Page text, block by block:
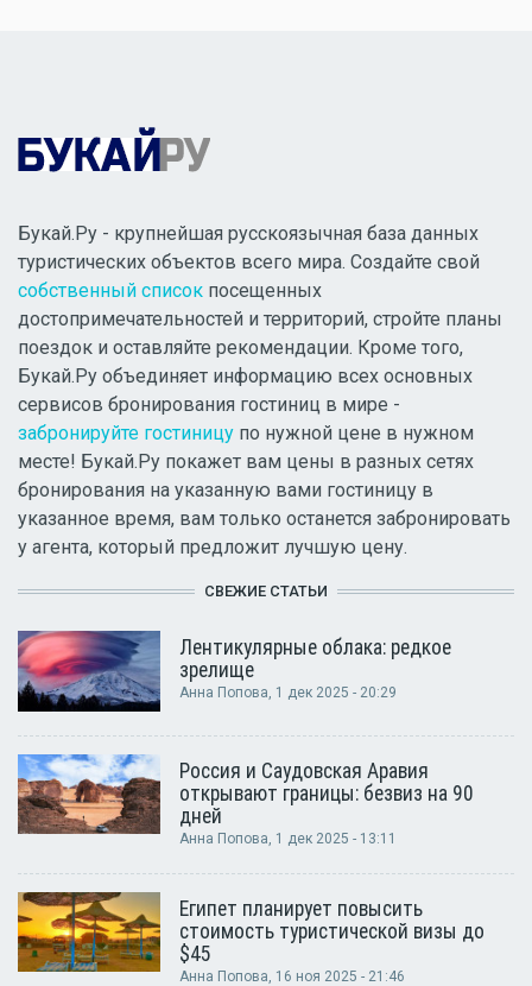
Букай.Ру - крупнейшая русскоязычная база данных
туристических объектов всего мира. Создайте свой
собственный список посещенных
достопримечательностей и территорий, стройте планы
поездок и оставляйте рекомендации. Кроме того,
Букай.Ру объединяет информацию всех основных
сервисов бронирования гостиниц в мире -
забронируйте гостиницу по нужной цене в нужном
месте! Букай.Ру покажет вам цены в разных сетях
бронирования на указанную вами гостиницу в
указанное время, вам только останется забронировать
у агента, который предложит лучшую цену.
СВЕЖИЕ СТАТЬИ
Лентикулярные облака: редкое
зрелище
Анна Попова, 1 дек 2025 - 20:29
Россия и Саудовская Аравия
открывают границы: безвиз на 90
дней
Анна Попова, 1 дек 2025 - 13:11
Египет планирует повысить
стоимость туристической визы до
$45
Анна Попова, 16 ноя 2025 - 21:46